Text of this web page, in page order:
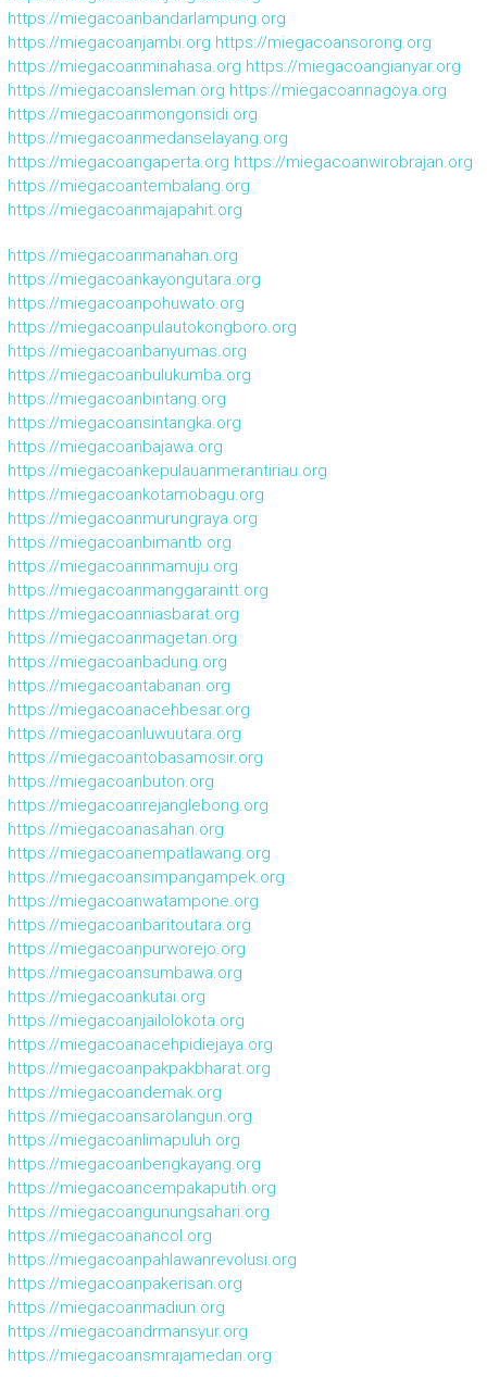
https://miegacoanbandarlampung.org
https://miegacoanjambi.org https://miegacoansorong.org
https://miegacoanminahasa.org https://miegacoangianyar.org
https://miegacoansleman.org https://miegacoannagoya.org
https://miegacoanmongonsidi.org
https://miegacoanmedanselayang.org
https://miegacoangaperta.org https://miegacoanwirobrajan.org
https://miegacoantembalang.org
https://miegacoanmajapahit.org
https://miegacoanmanahan.org
https://miegacoankayongutara.org
https://miegacoanpohuwato.org
https://miegacoanpulautokongboro.org
https://miegacoanbanyumas.org
https://miegacoanbulukumba.org
https://miegacoanbintang.org
https://miegacoansintangka.org
https://miegacoanbajawa.org
https://miegacoankepulauanmerantiriau.org
https://miegacoankotamobagu.org
https://miegacoanmurungraya.org
https://miegacoanbimantb.org
https://miegacoannmamuju.org
https://miegacoanmanggaraintt.org
https://miegacoanniasbarat.org
https://miegacoanmagetan.org
https://miegacoanbadung.org
https://miegacoantabanan.org
https://miegacoanacehbesar.org
https://miegacoanluwuutara.org
https://miegacoantobasamosir.org
https://miegacoanbuton.org
https://miegacoanrejanglebong.org
https://miegacoanasahan.org
https://miegacoanempatlawang.org
https://miegacoansimpangampek.org
https://miegacoanwatampone.org
https://miegacoanbaritoutara.org
https://miegacoanpurworejo.org
https://miegacoansumbawa.org
https://miegacoankutai.org
https://miegacoanjailolokota.org
https://miegacoanacehpidiejaya.org
https://miegacoanpakpakbharat.org
https://miegacoandemak.org
https://miegacoansarolangun.org
https://miegacoanlimapuluh.org
https://miegacoanbengkayang.org
https://miegacoancempakaputih.org
https://miegacoangunungsahari.org
https://miegacoanancol.org
https://miegacoanpahlawanrevolusi.org
https://miegacoanpakerisan.org
https://miegacoanmadiun.org
https://miegacoandrmansyur.org
https://miegacoansmrajamedan.org